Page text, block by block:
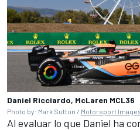
Daniel Ricciardo, McLaren MCL36
Photo by: Mark Sutton / Motorsport
Al evaluar lo que Daniel ha